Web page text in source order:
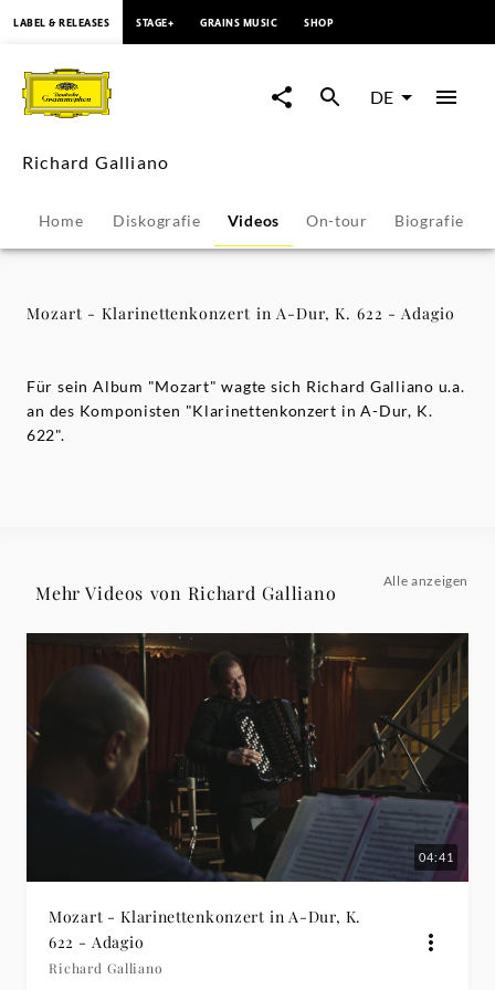
Klarinettenkonzert
A-
Dur,
622
Richard
Galliano
Deutsche
Grammophon
LABEL & RELEASES STAGE+ GRAINS MUSIC SHOP
DE
Richard Galliano
Home Diskografie Videos On-tour Biografie
Mozart - Klarinettenkonzert in A-Dur, K. 622 - Adagio
Für sein Album "Mozart" wagte sich Richard Galliano u.a.
an des Komponisten "Klarinettenkonzert in A-Dur, K.
622".
Mehr Videos von Richard Galliano
Alle anzeigen
04:41
Mozart - Klarinettenkonzert in A-Dur, K.
622 - Adagio
Richard Galliano